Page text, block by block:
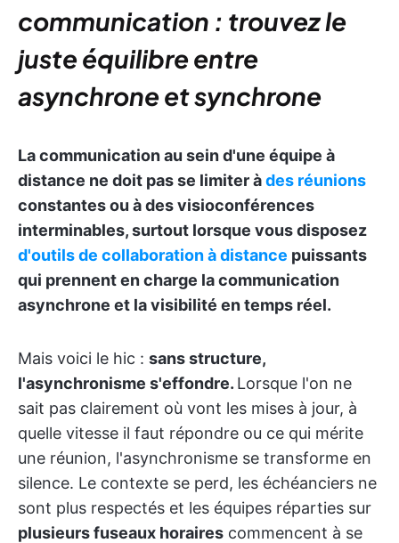
communication : trouvez le
juste équilibre entre
asynchrone et synchrone
La communication au sein d'une équipe à
distance ne doit pas se limiter àdes réunions
constantes ou à des visioconférences
interminables, surtout lorsque vous disposez
d'outils de collaboration à distance puissants
qui prennent en charge la communication
asynchrone et la visibilité en temps réel.
Mais voici le hic : sans structure,
l'asynchronisme s'effondre. Lorsque l'on ne
sait pas clairement où vont les mises à jour, à
quelle vitesse il faut répondre ou ce qui mérite
une réunion, l'asynchronisme se transforme en
silence. Le contexte se perd, les échéanciers ne
sont plus respectés et les équipes réparties sur
plusieurs fuseaux horaires commencent à se